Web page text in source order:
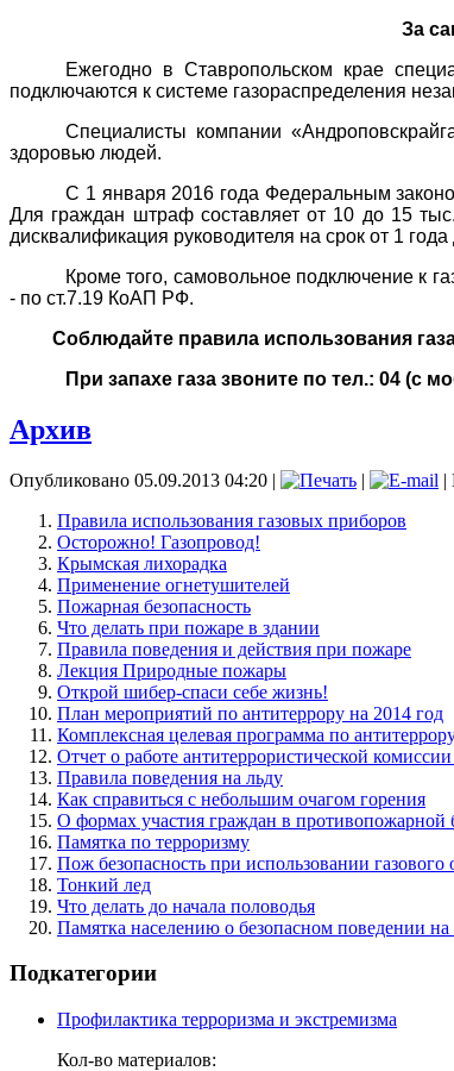
За
Ежегодно в Ставропольском крае
подключаются к системе газораспределения
Специалисты компании
здоровью людей.
С 1 января 2016 года Федеральным
Для граждан штраф составляет от 10 до 15
дисквалификация руководителя на срок от 1 года
Кроме того, самовольное подключение к
- по ст.7.19 КоАП РФ.
Соблюдайте правила использования
При запахе газа звоните по тел.: 04 (с
Архив
Опубликовано 05.09.2013 04:20 | |
|
Правила использования газовых приборов
Осторожно! Газопровод!
Крымская лихорадка
Применение огнетушителей
Пожарная безопасность
Что делать при пожаре в здании
Правила поведения и действия при пожаре
Лекция Природные пожары
Открой шибер-спаси себе жизнь!
План мероприятий по антитеррору на 2014 год
Комплексная целевая программа по
Отчет о работе антитеррористической
Правила поведения на льду
Как справиться с небольшим очагом горения
О формах участия граждан в противопожарной
Памятка по терроризму
Пож безопасность при использовании газового
Тонкий лед
Что делать до начала половодья
Памятка населению о безопасном поведении на
Подкатегории
Профилактика терроризма и экстремизма
Кол-во материалов: